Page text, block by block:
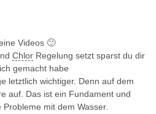
Videos 🙂
Chlor Regelung setzt sparst du dir
gemacht habe
letztlich wichtiger. Denn auf dem
auf. Das ist ein Fundament und
mit dem Wasser.